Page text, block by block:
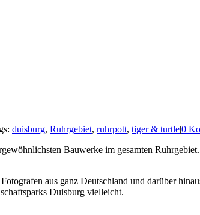
duisburg, Ruhrgebiet, ruhrpott, tiger & turtle|0
Bauwerke im gesamten
aus ganz Deutschland und darüber
Duisburg vielleicht.